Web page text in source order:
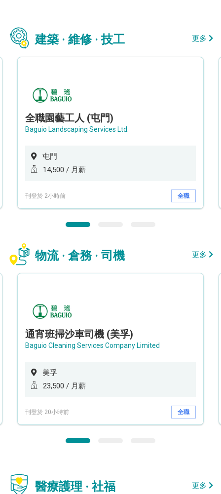
建築 · 維修 · 技工 更多
全職園藝工人 (屯門)
Baguio Landscaping Services Ltd.
屯門
14,500 / 月薪
刊登於 2小時前 全職
物流 · 倉務 · 司機 更多
通宵班掃沙車司機 (美孚)
Baguio Cleaning Services Company Limited
美孚
23,500 / 月薪
刊登於 20小時前 全職
醫療護理 · 社福 更多